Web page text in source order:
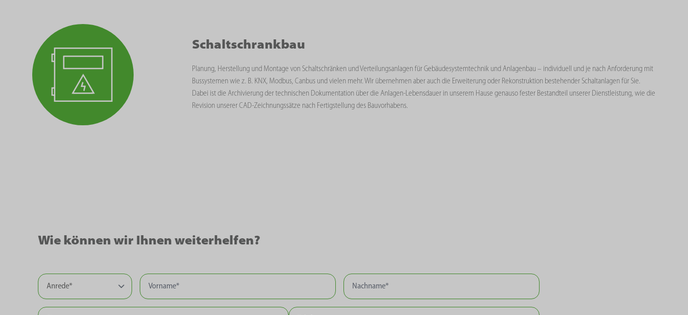
Schaltschrankbau
Planung, Herstellung und Montage von Schaltschränken und Verteilungsanlagen für Gebäudesystemtechnik und Anlagenbau – individuell und je nach Anforderung mit
Bussystemen wie z. B. KNX, Modbus, Canbus und vielen mehr. Wir übernehmen aber auch die Erweiterung oder Rekonstruktion bestehender Schaltanlagen für Sie.
Dabei ist die Archivierung der technischen Dokumentation über die Anlagen-Lebensdauer in unserem Hause genauso fester Bestandteil unserer Dienstleistung, wie die
Revision unserer CAD-Zeichnungssätze nach Fertigstellung des Bauvorhabens.
Wie können wir Ihnen weiterhelfen?